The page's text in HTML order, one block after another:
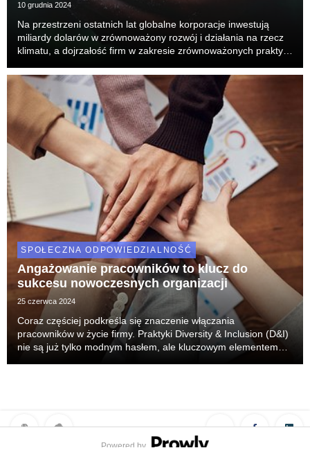
10 grudnia 2024
Na przestrzeni ostatnich lat globalne korporacje inwestują
miliardy dolarów w zrównoważony rozwój i działania na rzecz
klimatu, a dojrzałość firm w zakresie zrównoważonych praktyk
59% konsumentów i konsumentek na...
SPOŁECZNA ODPOWIEDZIALNOŚĆ
Angażowanie pracowników to klucz do
sukcesu nowoczesnych organizacji
25 czerwca 2024
Coraz częściej podkreśla się znaczenie włączania
pracowników w życie firmy. Praktyki Diversity & Inclusion (D&I)
nie są już tylko modnym hasłem, ale kluczowym elementem
Powered by